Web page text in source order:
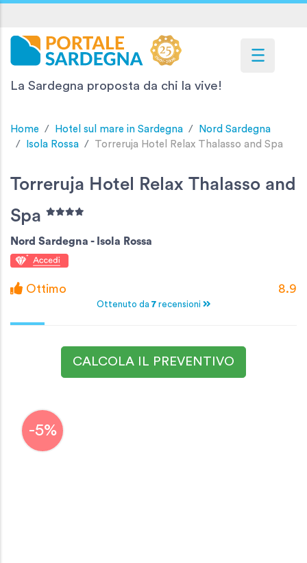
La Sardegna proposta da chi la vive!
Home Hotel sul mare in Sardegna
Nord Sardegna
Isola Rossa
Torreruja Hotel Relax Thalasso and Spa
Torreruja Hotel Relax Thalasso and
Spa
Nord Sardegna -Isola Rossa
Ottimo 8.9
Ottenuto da 7recensioni
CALCOLA IL PREVENTIVO
-5%